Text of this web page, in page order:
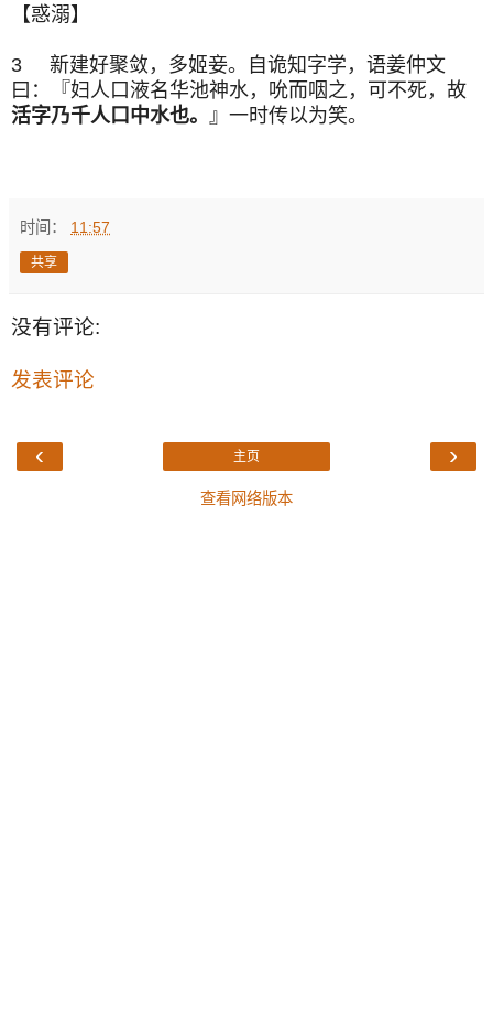
【惑溺】
3 新建好聚敛，多姬妾。自诡知字学，语姜仲文
曰：『妇人口液名华池神水，吮而咽之，可不死，故
活字乃千人口中水也。
』一时传以为笑。
时间： 11:57
共享
没有评论:
发表评论
‹ ›
主页
查看网络版本